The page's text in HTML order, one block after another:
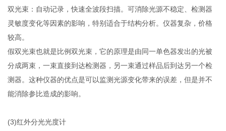
双光束：自动记录，快速全波段扫描。可消除光源不稳定、检测器
灵敏度变化等因素的影响，特别适合于结构分析。仪器复杂，价格
较高。
假双光束也就是比例双光束，它的原理是由同一单色器发出的光被
分成两束，一束直接到达检测器，另一束通过样品后到达另一个检
测器。这种仪器的优点是可以监测光源变化带来的误差，但是并不
能消除参比造成的影响。
(3)红外分光光度计